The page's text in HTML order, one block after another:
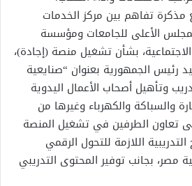
تفاهم بين مركز الخدمات
الأعلى للجامعات ومؤسسة
بشأن تشغيل منصة (إجادة)،
رئيس الجمهورية بعنوان “صنايعية
وتأهيل أصحاب الأعمال اليدوية
والسباكة والكهرباء وغيرها من
تعاون الطرفين في تشغيل المنصة
التدريبية اللازمة للتحول الرقمي
مصر، بجانب توفير المحتوى التدريبي